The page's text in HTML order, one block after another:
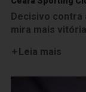
Decisivo contra
mira mais
Leia mais